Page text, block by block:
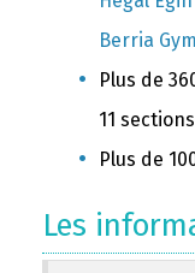
Berria Gym
Plus de
11
Plus de
Les